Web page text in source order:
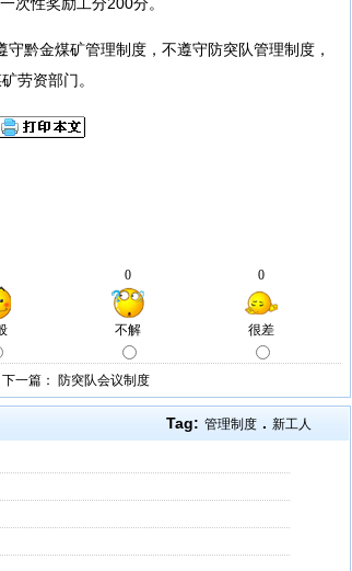
黔金煤矿管理制度，不遵守防突队管理制度，
劳资部门。
下一篇： 防突队会议制度
Tag: 管理制度 . 新工人